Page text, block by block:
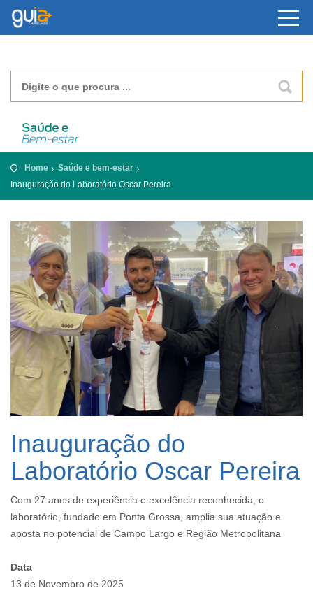
Home
Saúde e bem-estar
Inauguração do Laboratório Oscar Pereira
Inauguração do
Laboratório Oscar Pereira
Com 27 anos de experiência e excelência reconhecida, o
laboratório, fundado em Ponta Grossa, amplia sua atuação e
aposta no potencial de Campo Largo e Região Metropolitana
Data
13 de Novembro de 2025